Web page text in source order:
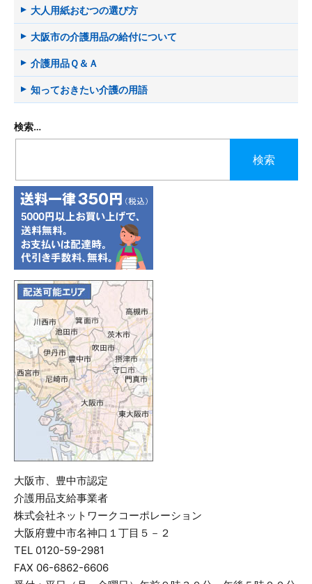
大人用紙おむつの選び方
大阪市の介護用品の給付について
介護用品Ｑ＆Ａ
知っておきたい介護の用語
検索…
大阪市、豊中市認定
介護用品支給事業者
株式会社ネットワークコーポレーション
大阪府豊中市名神口１丁目５－２
TEL 0120-59-2981
FAX 06-6862-6606